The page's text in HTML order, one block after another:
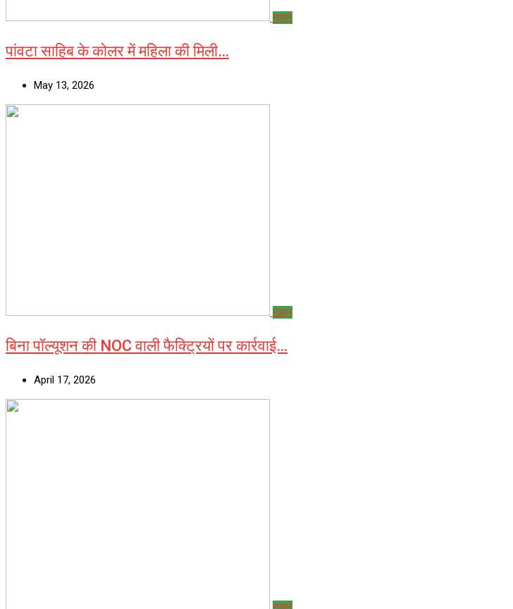
नाहन
पांवटा साहिब के कोलर में महिला की मिली…
May 13, 2026
नाहन
बिना पॉल्यूशन की NOC वाली फैक्ट्रियों पर कार्रवाई…
April 17, 2026